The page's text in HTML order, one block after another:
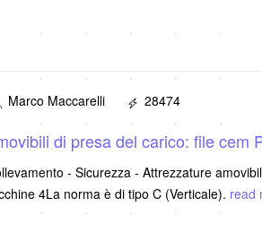
Marco Maccarelli 28474
di presa del carico: file cem
- Sicurezza - Attrezzature
4La norma è di tipo C (Verticale). read